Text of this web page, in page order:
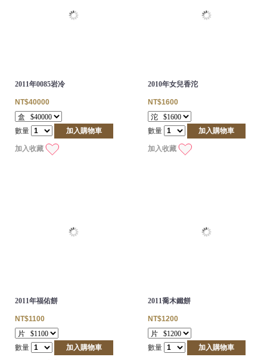
2011年0085岩冷
NT$40000
數量 加入購物車
加入收藏
2010年女兒香沱
NT$1600
數量 加入購物車
加入收藏
2011年福佑餅
NT$1100
數量 加入購物車
2011喬木鐵餅
NT$1200
數量 加入購物車